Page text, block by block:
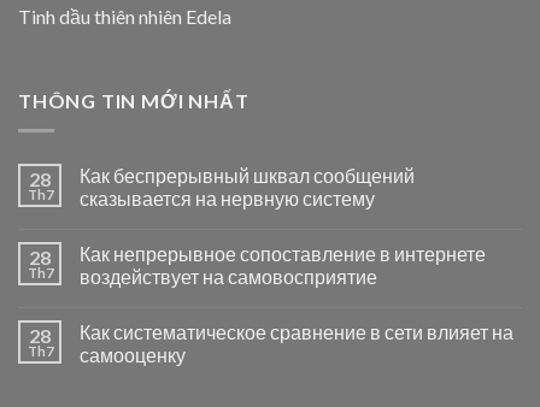
Tinh dầu thiên nhiên Edela
THÔNG TIN MỚI NHẤT
28
Th7
Как беспрерывный шквал сообщений
сказывается на нервную систему
28
Th7
Как непрерывное сопоставление в интернете
воздействует на самовосприятие
28
Th7
Как систематическое сравнение в сети влияет на
самооценку